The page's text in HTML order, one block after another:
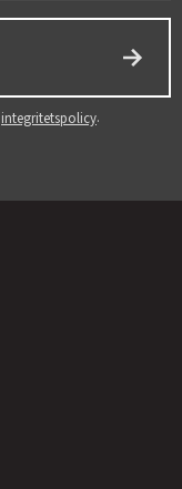
integritetspolicy.